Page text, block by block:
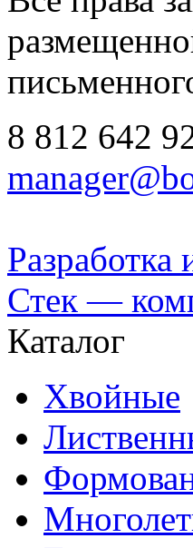
8 812 642
Разработка
Стек —
Каталог
Хвойные